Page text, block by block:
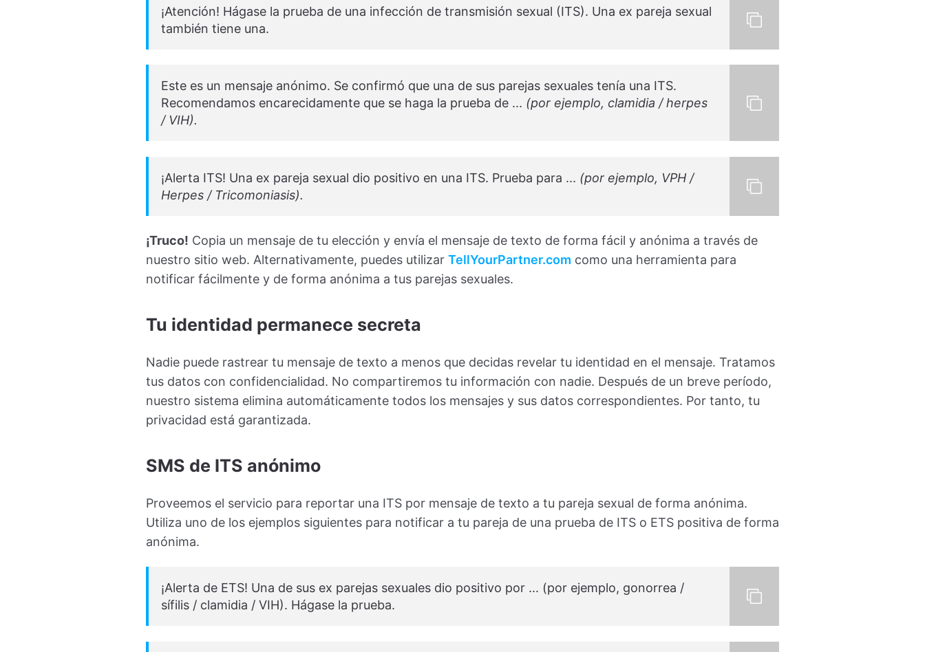
¡Atención! Hágase la prueba de una infección de transmisión sexual (ITS). Una ex pareja sexual
también tiene una.
Este es un mensaje anónimo. Se confirmó que una de sus parejas sexuales tenía una ITS.
Recomendamos encarecidamente que se haga la prueba de ... (por ejemplo, clamidia / herpes
/ VIH).
¡Alerta ITS! Una ex pareja sexual dio positivo en una ITS. Prueba para ... (por ejemplo, VPH /
Herpes / Tricomoniasis).
¡Truco! Copia un mensaje de tu elección y envía el mensaje de texto de forma fácil y anónima a través de
nuestro sitio web. Alternativamente, puedes utilizar TellYourPartner.com como una herramienta para
notificar fácilmente y de forma anónima a tus parejas sexuales.
Tu identidad permanece secreta
Nadie puede rastrear tu mensaje de texto a menos que decidas revelar tu identidad en el mensaje. Tratamos
tus datos con confidencialidad. No compartiremos tu información con nadie. Después de un breve período,
nuestro sistema elimina automáticamente todos los mensajes y sus datos correspondientes. Por tanto, tu
privacidad está garantizada.
SMS de ITS anónimo
Proveemos el servicio para reportar una ITS por mensaje de texto a tu pareja sexual de forma anónima.
Utiliza uno de los ejemplos siguientes para notificar a tu pareja de una prueba de ITS o ETS positiva de forma
anónima.
¡Alerta de ETS! Una de sus ex parejas sexuales dio positivo por ... (por ejemplo, gonorrea /
sífilis / clamidia / VIH). Hágase la prueba.